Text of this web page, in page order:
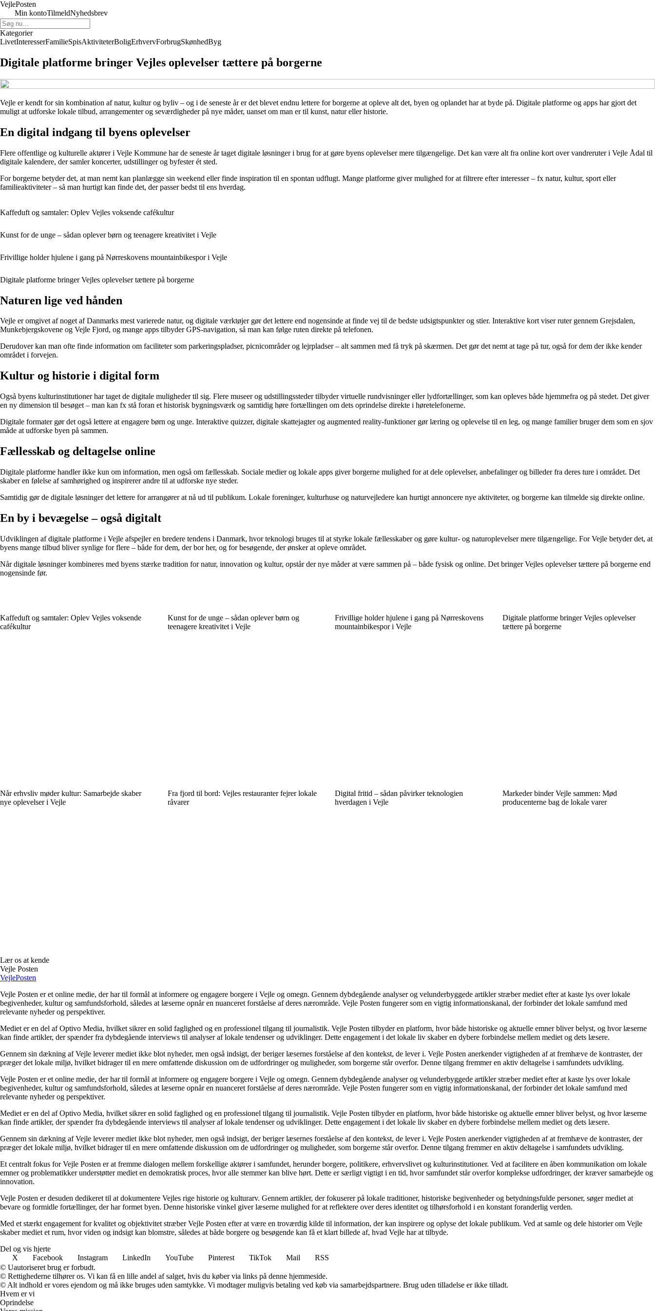
VejlePosten
Min kontoTilmeldNyhedsbrev
Kategorier
LivetInteresserFamilieSpisAktiviteterBoligErhvervForbrugSkønhedByg
Digitale platforme bringer Vejles oplevelser tættere på borgerne
Vejle er kendt for sin kombination af natur, kultur og byliv – og i de seneste år er det blevet endnu lettere for borgerne at opleve alt det, byen og oplandet har at byde på. Digitale platforme og apps har gjort det
muligt at udforske lokale tilbud, arrangementer og seværdigheder på nye måder, uanset om man er til kunst, natur eller historie.
En digital indgang til byens oplevelser
Flere offentlige og kulturelle aktører i Vejle Kommune har de seneste år taget digitale løsninger i brug for at gøre byens oplevelser mere tilgængelige. Det kan være alt fra online kort over vandreruter i Vejle Ådal til
digitale kalendere, der samler koncerter, udstillinger og byfester ét sted.
For borgerne betyder det, at man nemt kan planlægge sin weekend eller finde inspiration til en spontan udflugt. Mange platforme giver mulighed for at filtrere efter interesser – fx natur, kultur, sport eller
familieaktiviteter – så man hurtigt kan finde det, der passer bedst til ens hverdag.
Kaffeduft og samtaler: Oplev Vejles voksende cafékultur
Kunst for de unge – sådan oplever børn og teenagere kreativitet i Vejle
Frivillige holder hjulene i gang på Nørreskovens mountainbikespor i Vejle
Digitale platforme bringer Vejles oplevelser tættere på borgerne
Naturen lige ved hånden
Vejle er omgivet af noget af Danmarks mest varierede natur, og digitale værktøjer gør det lettere end nogensinde at finde vej til de bedste udsigtspunkter og stier. Interaktive kort viser ruter gennem Grejsdalen,
Munkebjergskovene og Vejle Fjord, og mange apps tilbyder GPS-navigation, så man kan følge ruten direkte på telefonen.
Derudover kan man ofte finde information om faciliteter som parkeringspladser, picnicområder og lejrpladser – alt sammen med få tryk på skærmen. Det gør det nemt at tage på tur, også for dem der ikke kender
området i forvejen.
Kultur og historie i digital form
Også byens kulturinstitutioner har taget de digitale muligheder til sig. Flere museer og udstillingssteder tilbyder virtuelle rundvisninger eller lydfortællinger, som kan opleves både hjemmefra og på stedet. Det giver
en ny dimension til besøget – man kan fx stå foran et historisk bygningsværk og samtidig høre fortællingen om dets oprindelse direkte i høretelefonerne.
Digitale formater gør det også lettere at engagere børn og unge. Interaktive quizzer, digitale skattejagter og augmented reality-funktioner gør læring og oplevelse til en leg, og mange familier bruger dem som en sjov
måde at udforske byen på sammen.
Fællesskab og deltagelse online
Digitale platforme handler ikke kun om information, men også om fællesskab. Sociale medier og lokale apps giver borgerne mulighed for at dele oplevelser, anbefalinger og billeder fra deres ture i området. Det
skaber en følelse af samhørighed og inspirerer andre til at udforske nye steder.
Samtidig gør de digitale løsninger det lettere for arrangører at nå ud til publikum. Lokale foreninger, kulturhuse og naturvejledere kan hurtigt annoncere nye aktiviteter, og borgerne kan tilmelde sig direkte online.
En by i bevægelse – også digitalt
Udviklingen af digitale platforme i Vejle afspejler en bredere tendens i Danmark, hvor teknologi bruges til at styrke lokale fællesskaber og gøre kultur- og naturoplevelser mere tilgængelige. For Vejle betyder det, at
byens mange tilbud bliver synlige for flere – både for dem, der bor her, og for besøgende, der ønsker at opleve området.
Når digitale løsninger kombineres med byens stærke tradition for natur, innovation og kultur, opstår der nye måder at være sammen på – både fysisk og online. Det bringer Vejles oplevelser tættere på borgerne end
nogensinde før.
Kaffeduft og samtaler: Oplev Vejles voksende
cafékultur
Kunst for de unge – sådan oplever børn og
teenagere kreativitet i Vejle
Frivillige holder hjulene i gang på Nørreskovens
mountainbikespor i Vejle
Digitale platforme bringer Vejles oplevelser
tættere på borgerne
Når erhvsliv møder kultur: Samarbejde skaber
nye oplevelser i Vejle
Fra fjord til bord: Vejles restauranter fejrer lokale
råvarer
Digital fritid – sådan påvirker teknologien
hverdagen i Vejle
Markeder binder Vejle sammen: Mød
producenterne bag de lokale varer
Lær os at kende
Vejle Posten
VejlePosten
Vejle Posten er et online medie, der har til formål at informere og engagere borgere i Vejle og omegn. Gennem dybdegående analyser og velunderbyggede artikler stræber mediet efter at kaste lys over lokale
begivenheder, kultur og samfundsforhold, således at læserne opnår en nuanceret forståelse af deres nærområde. Vejle Posten fungerer som en vigtig informationskanal, der forbinder det lokale samfund med
relevante nyheder og perspektiver.
Mediet er en del af Optivo Media, hvilket sikrer en solid faglighed og en professionel tilgang til journalistik. Vejle Posten tilbyder en platform, hvor både historiske og aktuelle emner bliver belyst, og hvor læserne
kan finde artikler, der spænder fra dybdegående interviews til analyser af lokale tendenser og udviklinger. Dette engagement i det lokale liv skaber en dybere forbindelse mellem mediet og dets læsere.
Gennem sin dækning af Vejle leverer mediet ikke blot nyheder, men også indsigt, der beriger læsernes forståelse af den kontekst, de lever i. Vejle Posten anerkender vigtigheden af at fremhæve de kontraster, der
præger det lokale miljø, hvilket bidrager til en mere omfattende diskussion om de udfordringer og muligheder, som borgerne står overfor. Denne tilgang fremmer en aktiv deltagelse i samfundets udvikling.
Vejle Posten er et online medie, der har til formål at informere og engagere borgere i Vejle og omegn. Gennem dybdegående analyser og velunderbyggede artikler stræber mediet efter at kaste lys over lokale
begivenheder, kultur og samfundsforhold, således at læserne opnår en nuanceret forståelse af deres nærområde. Vejle Posten fungerer som en vigtig informationskanal, der forbinder det lokale samfund med
relevante nyheder og perspektiver.
Mediet er en del af Optivo Media, hvilket sikrer en solid faglighed og en professionel tilgang til journalistik. Vejle Posten tilbyder en platform, hvor både historiske og aktuelle emner bliver belyst, og hvor læserne
kan finde artikler, der spænder fra dybdegående interviews til analyser af lokale tendenser og udviklinger. Dette engagement i det lokale liv skaber en dybere forbindelse mellem mediet og dets læsere.
Gennem sin dækning af Vejle leverer mediet ikke blot nyheder, men også indsigt, der beriger læsernes forståelse af den kontekst, de lever i. Vejle Posten anerkender vigtigheden af at fremhæve de kontraster, der
præger det lokale miljø, hvilket bidrager til en mere omfattende diskussion om de udfordringer og muligheder, som borgerne står overfor. Denne tilgang fremmer en aktiv deltagelse i samfundets udvikling.
Et centralt fokus for Vejle Posten er at fremme dialogen mellem forskellige aktører i samfundet, herunder borgere, politikere, erhvervslivet og kulturinstitutioner. Ved at facilitere en åben kommunikation om lokale
emner og problematikker understøtter mediet en demokratisk proces, hvor alle stemmer kan blive hørt. Dette er særligt vigtigt i en tid, hvor samfundet står overfor komplekse udfordringer, der kræver samarbejde og
innovation.
Vejle Posten er desuden dedikeret til at dokumentere Vejles rige historie og kulturarv. Gennem artikler, der fokuserer på lokale traditioner, historiske begivenheder og betydningsfulde personer, søger mediet at
bevare og formidle fortællinger, der har formet byen. Denne historiske vinkel giver læserne mulighed for at reflektere over deres identitet og tilhørsforhold i en konstant foranderlig verden.
Med et stærkt engagement for kvalitet og objektivitet stræber Vejle Posten efter at være en troværdig kilde til information, der kan inspirere og oplyse det lokale publikum. Ved at samle og dele historier om Vejle
skaber mediet et rum, hvor viden og indsigt kan blomstre, således at både borgere og besøgende kan få et klart billede af, hvad Vejle har at tilbyde.
Del og vis hjerte
X
Facebook Instagram LinkedIn YouTube Pinterest TikTok Mail
RSS
© Uautoriseret brug er forbudt.
© Rettighederne tilhører os. Vi kan få en lille andel af salget, hvis du køber via links på denne hjemmeside.
© Alt indhold er vores ejendom og må ikke bruges uden samtykke. Vi modtager muligvis betaling ved køb via samarbejdspartnere. Brug uden tilladelse er ikke tilladt.
Hvem er vi
Oprindelse